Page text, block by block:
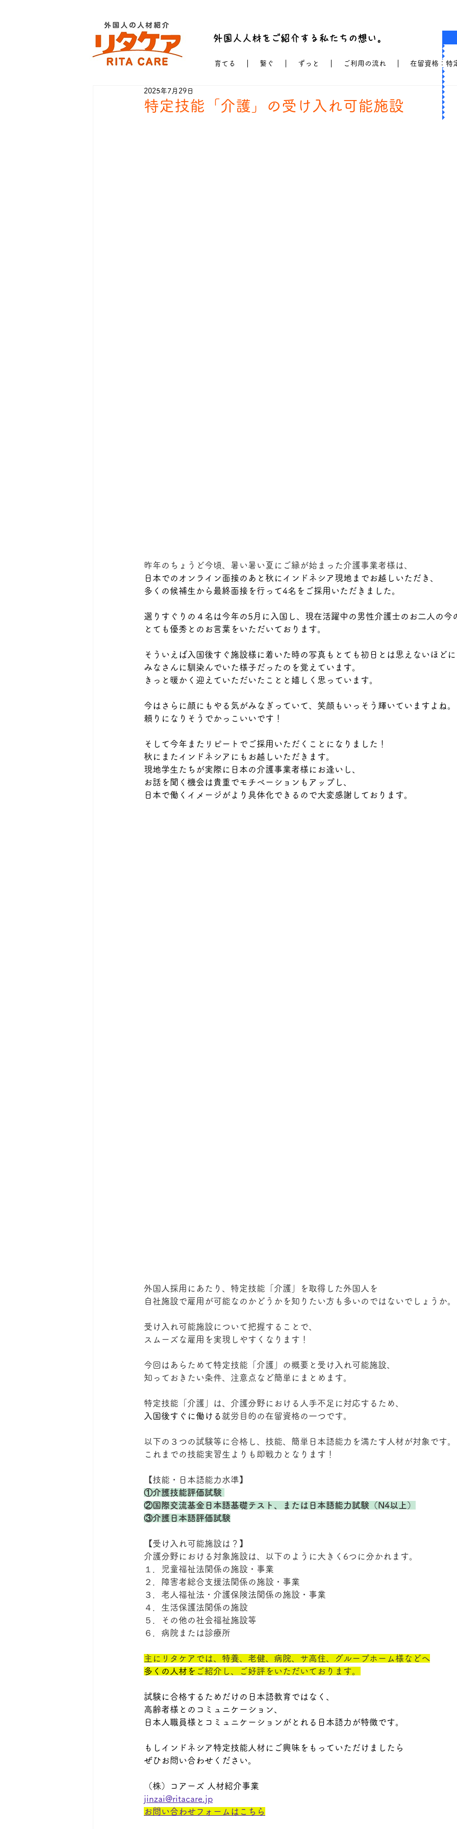
外国人人材をご紹介する私たちの想い。
育てる 繋ぐ ずっと ご利用の流れ 在留資格：特
特定技能「介護」の受け入れ可能施設
2025年7月29日
昨年のちょうど今頃、暑い暑い夏にご縁が始まった介護事業者様は、
日本でのオンライン面接のあと秋にインドネシア現地までお越しいただき、
多くの候補生から最終面接を行って4名をご採用いただきました。
選りすぐりの４名は今年の5月に入国し、現在活躍中の男性介護士のお二人の今
とても優秀とのお言葉をいただいております。
そういえば入国後すぐ施設様に着いた時の写真もとても初日とは思えないほどに
みなさんに馴染んでいた様子だったのを覚えています。
きっと暖かく迎えていただいたことと嬉しく思っています。
今はさらに顔にもやる気がみなぎっていて、笑顔もいっそう輝いていますよね。
頼りになりそうでかっこいいです！
そして今年またリピートでご採用いただくことになりました！
秋にまたインドネシアにもお越しいただきます。
現地学生たちが実際に日本の介護事業者様にお逢いし、
お話を聞く機会は貴重でモチベーションもアップし、
日本で働くイメージがより具体化できるので大変感謝しております。
外国人採用にあたり、特定技能「介護」を取得した外国人を
自社施設で雇用が可能なのかどうかを知りたい方も多いのではないでしょうか。
受け入れ可能施設について把握することで、
スムーズな雇用を実現しやすくなります！
今回はあらためて特定技能「介護」の概要と受け入れ可能施設、
知っておきたい条件、注意点など簡単にまとめます。
特定技能「介護」は、介護分野における人手不足に対応するため、
入国後すぐに働ける 就労目的の在留資格の一つです。
以下の３つの試験等に合格し、技能、簡単日本語能力を満たす人材が対象です。
これまでの技能実習生よりも即戦力となります！
【技能・日本語能力水準】
①介護技能評価試験
②国際交流基金日本語基礎テスト、または日本語能力試験（N4以上）
③介護日本語評価試験
【受け入れ可能施設は？】
介護分野における対象施設は、以下のように大きく6つに分かれます。
１．児童福祉法関係の施設・事業
２．障害者総合支援法関係の施設・事業
３．老人福祉法・介護保険法関係の施設・事業
４．生活保護法関係の施設
５．その他の社会福祉施設等
６．病院または診療所
主にリタケアでは、特養、老健、病院、サ高住、グループホーム様などへ
多くの人材を ご紹介し、ご好評をいただいております。
試験に合格するためだけの日本語教育ではなく、
高齢者様とのコミュニケーション、
日本人職員様とコミュニケーションがとれる日本語力が特徴です。
もしインドネシア特定技能人材にご興味をもっていただけましたら
ぜひお問い合わせください。
（株）コアーズ 人材紹介事業
jinzai@ritacare.jp
お問い合わせフォームはこちら